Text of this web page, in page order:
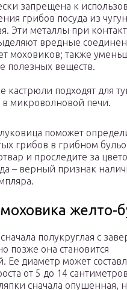
запрещена к
грибов посуда из
Эти металлы при
вредные
моховиков; также
полезных веществ.
кастрюли подходят для
в микроволновой печи.
поможет
грибов в грибном
и проследите за
– верный признак
желто-
полукруглая с
позже она становится
Ее диаметр может
от 5 до 14
сначала опушенная,